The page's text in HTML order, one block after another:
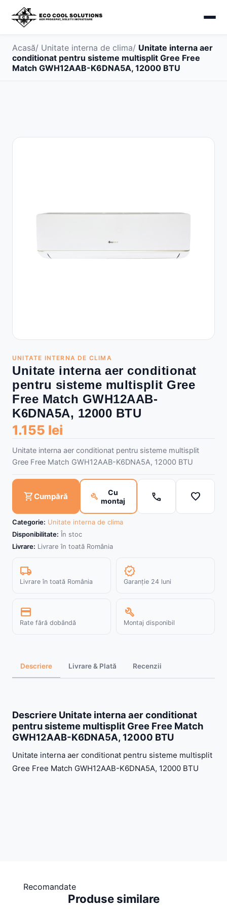
Acasă/ Unitate interna de clima/ Unitate interna aer
conditionat pentru sisteme multisplit Gree Free
Match GWH12AAB-K6DNA5A, 12000 BTU
UNITATE INTERNA DE CLIMA
Unitate interna aer conditionat
pentru sisteme multisplit Gree
Free Match GWH12AAB-
K6DNA5A, 12000 BTU
1.155 lei
Unitate interna aer conditionat pentru sisteme multisplit
Gree Free Match GWH12AAB-K6DNA5A, 12000 BTU
shopping_cartCumpără build
Cu
montaj
call favorite
Categorie: Unitate interna de clima
Disponibilitate: În stoc
Livrare: Livrare în toată România
local_shipping
Livrare în toată România
verified
Garanție 24 luni
credit_card
Rate fără dobândă
build
Montaj disponibil
Descriere Livrare & Plată Recenzii
Descriere Unitate interna aer conditionat
pentru sisteme multisplit Gree Free Match
GWH12AAB-K6DNA5A, 12000 BTU
Unitate interna aer conditionat pentru sisteme multisplit
Gree Free Match GWH12AAB-K6DNA5A, 12000 BTU
Recomandate
Produse similare